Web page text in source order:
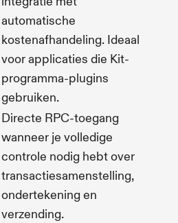
automatische
kostenafhandeling. Ideaal
voor applicaties die Kit-
programma-plugins
gebruiken.
Directe RPC-toegang
wanneer je volledige
controle nodig hebt over
transactiesamenstelling,
ondertekening en
verzending.